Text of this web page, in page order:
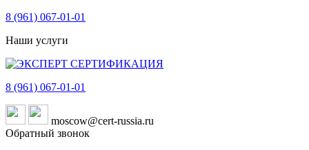
8 (961) 067-01-01
Наши услуги
8 (961) 067-01-01
moscow@cert-russia.ru
Обратный звонок